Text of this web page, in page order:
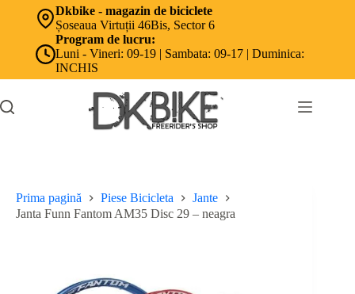
Dkbike - magazin de biciclete
Șoseaua Virtuții 46Bis, Sector 6
Program de lucru:
Luni - Vineri: 09-19 | Sambata: 09-17 | Duminica:
INCHIS
Prima pagină Piese Bicicleta
Jante
Janta Funn Fantom AM35 Disc 29 – neagra